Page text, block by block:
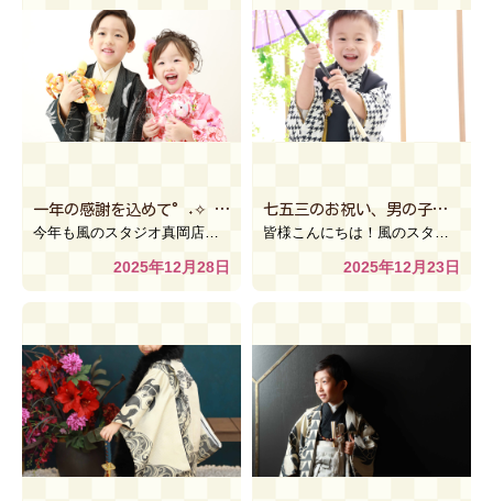
一年の感謝を込めて°˖✧ 【風のスタジオ真岡店】
2025年12月28日
七五三のお祝い、男の子も3歳でもお祝い頂けます♪【風のスタジオ古河本店】
2025年12月23日